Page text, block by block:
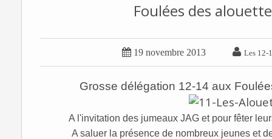
Foulées des
 19 novembre 2013  Les 12-
Grosse délégation 12-14 aux
A l'invitation des jumeaux JAG et pour fêter
A saluer la présence de nombreux jeunes et